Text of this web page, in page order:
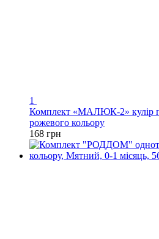
1
Комплект «МАЛЮК-2» кулір
рожевого кольору
168 грн